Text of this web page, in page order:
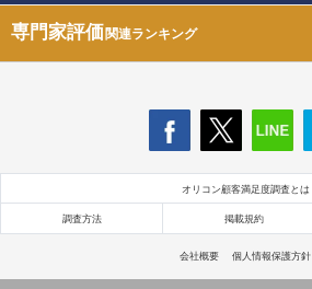
専門家評価関連ランキング
オリコン顧客満足度調査とは
調査方法 掲載規約
会社概要 個人情報保護方針